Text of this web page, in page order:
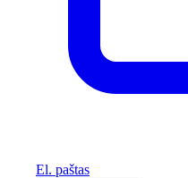
El. paštas